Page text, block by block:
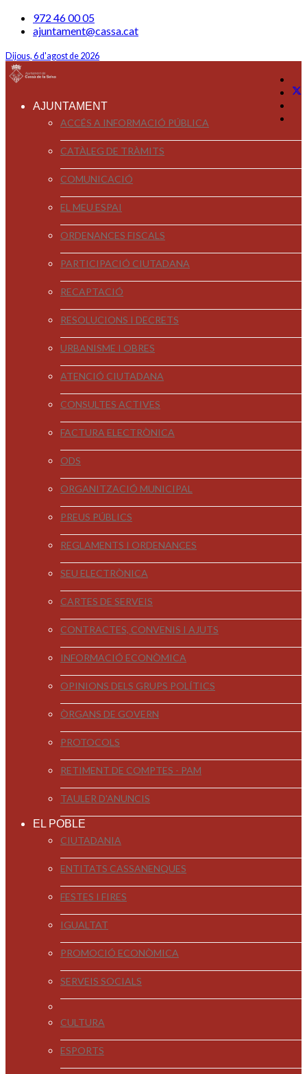
972 46 00 05
ajuntament@cassa.cat
Dijous, 6 d'agost de 2026
AJUNTAMENT
ACCÉS A INFORMACIÓ PÚBLICA
CATÀLEG DE TRÀMITS
COMUNICACIÓ
EL MEU ESPAI
ORDENANCES FISCALS
PARTICIPACIÓ CIUTADANA
RECAPTACIÓ
RESOLUCIONS I DECRETS
URBANISME I OBRES
ATENCIÓ CIUTADANA
CONSULTES ACTIVES
FACTURA ELECTRÒNICA
ODS
ORGANITZACIÓ MUNICIPAL
PREUS PÚBLICS
REGLAMENTS I ORDENANCES
SEU ELECTRÒNICA
CARTES DE SERVEIS
CONTRACTES, CONVENIS I AJUTS
INFORMACIÓ ECONÒMICA
OPINIONS DELS GRUPS POLÍTICS
ÒRGANS DE GOVERN
PROTOCOLS
RETIMENT DE COMPTES - PAM
TAULER D'ANUNCIS
EL POBLE
CIUTADANIA
ENTITATS CASSANENQUES
FESTES I FIRES
IGUALTAT
PROMOCIÓ ECONÒMICA
SERVEIS SOCIALS
CULTURA
ESPORTS